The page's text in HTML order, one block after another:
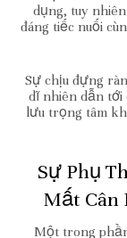
dụng, tuy
đáng tiếc nuối
Sự chịu đựng
dĩ nhiên dẫn tới
lưu trọng tâm
Sự Phụ
Mất Cân
Một trong